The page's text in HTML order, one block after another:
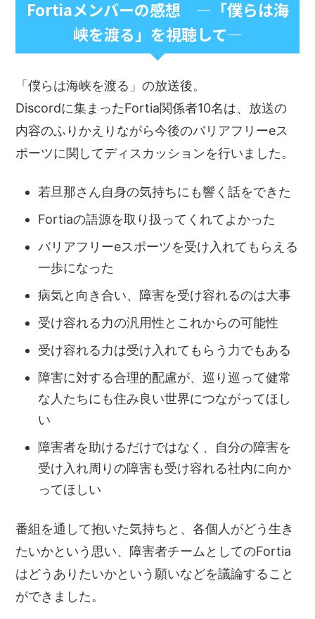
Fortiaメンバーの感想 ―「僕らは海
峡を渡る」を視聴して―
「僕らは海峡を渡る」の放送後。
Discordに集まったFortia関係者10名は、放送の
内容のふりかえりながら今後のバリアフリーeス
ポーツに関してディスカッションを行いました。
若旦那さん自身の気持ちにも響く話をできた
Fortiaの語源を取り扱ってくれてよかった
バリアフリーeスポーツを受け入れてもらえる
一歩になった
病気と向き合い、障害を受け容れるのは大事
受け容れる力の汎用性とこれからの可能性
受け容れる力は受け入れてもらう力でもある
障害に対する合理的配慮が、巡り巡って健常
な人たちにも住み良い世界につながってほし
い
障害者を助けるだけではなく、自分の障害を
受け入れ周りの障害も受け容れる社内に向か
ってほしい
番組を通して抱いた気持ちと、各個人がどう生き
たいかという思い、障害者チームとしてのFortia
はどうありたいかという願いなどを議論すること
ができました。